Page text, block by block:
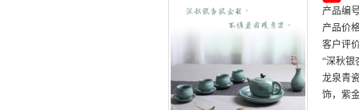
产品编
产品价
客户评
“深秋银
龙泉青
饰，紫